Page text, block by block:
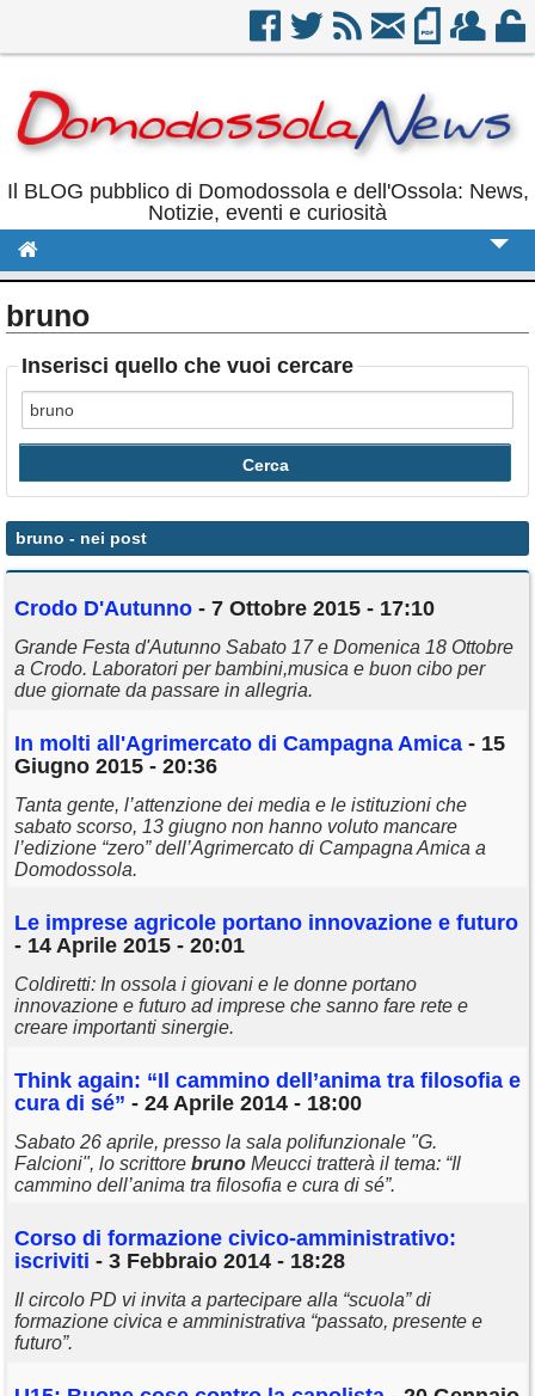
Il BLOG pubblico di Domodossola e dell'Ossola: News,
Notizie, eventi e curiosità
Politica
Eventi
Calendario
Annunci
bruno
Inserisci quello che vuoi cercare
bruno - nei post
Crodo D'Autunno - 7 Ottobre 2015 - 17:10
Grande Festa d'Autunno Sabato 17 e Domenica 18 Ottobre
a Crodo. Laboratori per bambini,musica e buon cibo per
due giornate da passare in allegria.
In molti all'Agrimercato di Campagna Amica - 15
Giugno 2015 - 20:36
Tanta gente, l’attenzione dei media e le istituzioni che
sabato scorso, 13 giugno non hanno voluto mancare
l’edizione “zero” dell’Agrimercato di Campagna Amica a
Domodossola.
Le imprese agricole portano innovazione e futuro
- 14 Aprile 2015 - 20:01
Coldiretti: In ossola i giovani e le donne portano
innovazione e futuro ad imprese che sanno fare rete e
creare importanti sinergie.
Think again: “Il cammino dell’anima tra filosofia e
cura di sé” - 24 Aprile 2014 - 18:00
Sabato 26 aprile, presso la sala polifunzionale "G.
Falcioni", lo scrittore bruno Meucci tratterà il tema: “Il
cammino dell’anima tra filosofia e cura di sé”.
Corso di formazione civico-amministrativo:
iscriviti - 3 Febbraio 2014 - 18:28
Il circolo PD vi invita a partecipare alla “scuola” di
formazione civica e amministrativa “passato, presente e
futuro”.